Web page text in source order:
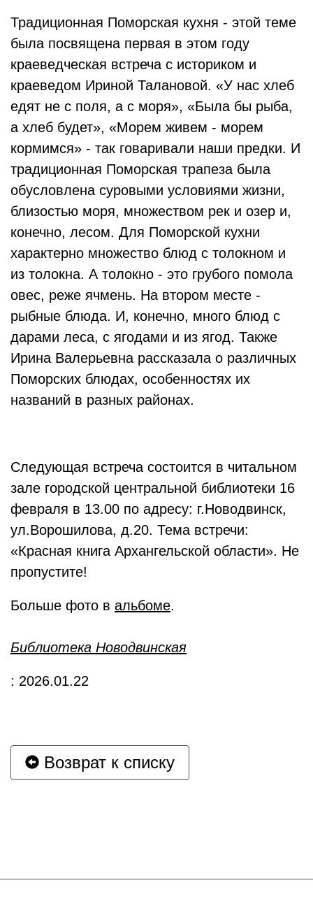
Традиционная Поморская кухня - этой теме
была посвящена первая в этом году
краеведческая встреча с историком и
краеведом Ириной Талановой. «У нас хлеб
едят не с поля, а с моря», «Была бы рыба,
а хлеб будет», «Морем живем - морем
кормимся» - так говаривали наши предки. И
традиционная Поморская трапеза была
обусловлена суровыми условиями жизни,
близостью моря, множеством рек и озер и,
конечно, лесом. Для Поморской кухни
характерно множество блюд с толокном и
из толокна. А толокно - это грубого помола
овес, реже ячмень. На втором месте -
рыбные блюда. И, конечно, много блюд с
дарами леса, с ягодами и из ягод. Также
Ирина Валерьевна рассказала о различных
Поморских блюдах, особенностях их
названий в разных районах.
Следующая встреча состоится в читальном
зале городской центральной библиотеки 16
февраля в 13.00 по адресу: г.Новодвинск,
ул.Ворошилова, д.20. Тема встречи:
«Красная книга Архангельской области». Не
пропустите!
Больше фото в альбоме.
Библиотека Новодвинская
: 2026.01.22
Возврат к списку